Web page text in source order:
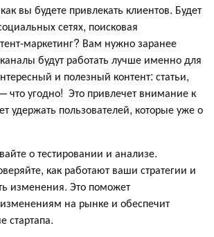
вы будете привлекать клиентов. Будет
сетях, поисковая
маркетинг? Вам нужно заранее
будут работать лучше именно для
и полезный контент: статьи,
что угодно! Это привлечет внимание к
удержать пользователей, которые уже о
о тестировании и анализе.
как работают ваши стратегии и
изменения. Это поможет
изменениям на рынке и обеспечит
стартапа.